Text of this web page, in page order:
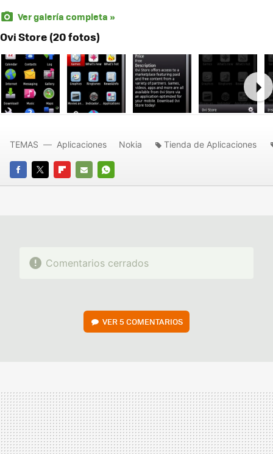
Ver galería completa »
Ovi Store (20 fotos)
FACEBOOK
TWITTERFLIPBOARD
E-
WHATSAPP
TEMAS Aplicaciones Nokia Tienda de Aplicaciones
Comentarios cerrados
VER5 COMENTARIOS